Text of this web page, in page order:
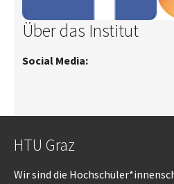
Über das Institut
Social Media:
HTU Graz
Wir sind die